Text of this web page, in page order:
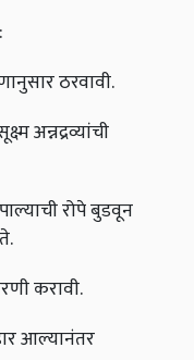
ठरवावी.
अन्नद्रव्यांची
रोपे बुडवून
करावी.
आल्यानंतर